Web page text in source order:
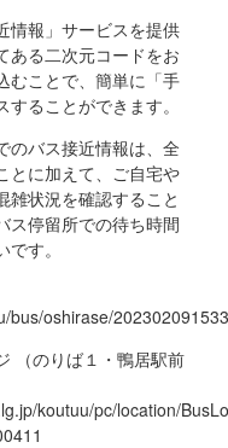
情報」サービスを提供
ある二次元コードをお
むことで、簡単に「手
ることができます。
のバス接近情報は、全
とに加えて、ご自宅や
雑状況を確認すること
ス停留所での待ち時間
す。
bus/oshirase/
（のりば１・鴨居駅前
koutuu/pc/location/